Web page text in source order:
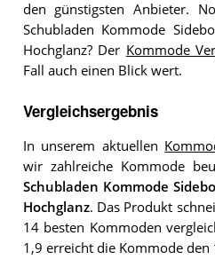
den günstigsten Anbieter.
Schubladen Kommode
Hochglanz? Der Kommode
Fall auch einen Blick wert.
Vergleichsergebnis
In unserem aktuellen
wir zahlreiche Kommode
Schubladen Kommode
Hochglanz. Das Produkt
14 besten Kommoden
1,9 erreicht die Kommode den